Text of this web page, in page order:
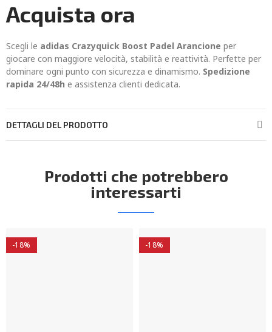
Acquista ora
Scegli le adidas Crazyquick Boost Padel Arancione per
giocare con maggiore velocità, stabilità e reattività. Perfette per
dominare ogni punto con sicurezza e dinamismo. Spedizione
rapida 24/48h e assistenza clienti dedicata.
DETTAGLI DEL PRODOTTO
Prodotti che potrebbero
interessarti
-18% -18%